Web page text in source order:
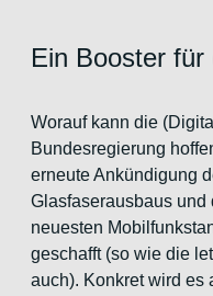
Ein Booster
Worauf kann die
Bundesregierung
erneute Ankündigung
Glasfaserausbaus und
neuesten
geschafft (so wie die
auch). Konkret wird es